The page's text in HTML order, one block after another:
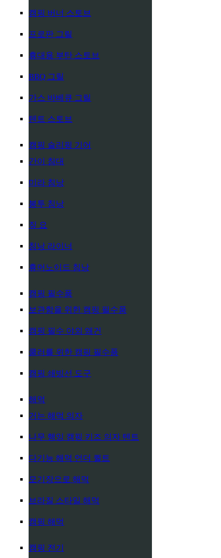
캠핑 버너 스토브
프로판 그릴
휴대용 부탄 스토브
BBQ 그릴
가스 바베큐 그릴
텐트 스토브
캠핑 슬리핑 기어
간이 침대
미라 침낭
봉투 침낭
짚 요
침낭 라이너
휴머노이드 침낭
캠핑 필수품
보관함을 위한 캠핑 필수품
캠핑 필수 야외 왜건
쿨러를 위한 캠핑 필수품
캠핑 쇄빙선 도구
해먹
거는 해먹 의자
나무 행잉 캠핑 키즈 의자 텐트
다기능 해먹 언더 퀼트
모기장으로 해먹
브라질 스타일 해먹
캠핑 해먹
캠핑 전기